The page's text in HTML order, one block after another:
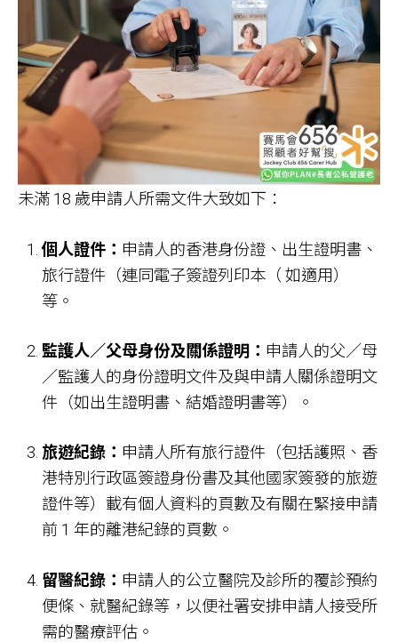
未滿 18 歲申請人所需文件大致如下：
個人證件： 申請人的香港身份證、出生證明書、
旅行證件（連同電子簽證列印本（ 如適用）
等。
監護人／父母身份及關係證明： 申請人的父／母
／監護人的身份證明文件及與申請人關係證明文
件（如出生證明書、結婚證明書等）。
旅遊紀錄： 申請人所有旅行證件（包括護照、香
港特別行政區簽證身份書及其他國家簽發的旅遊
證件等）載有個人資料的頁數及有關在緊接申請
前 1 年的離港紀錄的頁數。
留醫紀錄： 申請人的公立醫院及診所的覆診預約
便條、就醫紀錄等，以便社署安排申請人接受所
需的醫療評估。